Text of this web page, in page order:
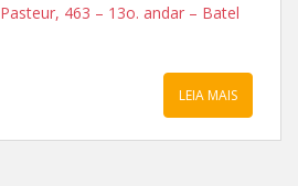
463 – 13o. andar – Batel
LEIA MAIS